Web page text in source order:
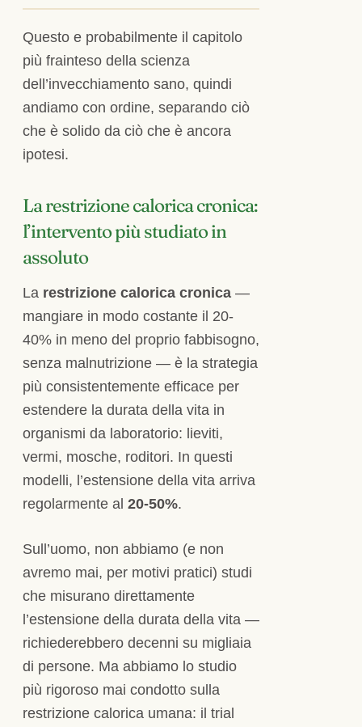
Questo e probabilmente il capitolo
più frainteso della scienza
dell’invecchiamento sano, quindi
andiamo con ordine, separando ciò
che è solido da ciò che è ancora
ipotesi.
La restrizione calorica cronica:
l’intervento più studiato in
assoluto
La restrizione calorica cronica —
mangiare in modo costante il 20-
40% in meno del proprio fabbisogno,
senza malnutrizione — è la strategia
più consistentemente efficace per
estendere la durata della vita in
organismi da laboratorio: lieviti,
vermi, mosche, roditori. In questi
modelli, l’estensione della vita arriva
regolarmente al 20-50%.
Sull’uomo, non abbiamo (e non
avremo mai, per motivi pratici) studi
che misurano direttamente
l’estensione della durata della vita —
richiederebbero decenni su migliaia
di persone. Ma abbiamo lo studio
più rigoroso mai condotto sulla
restrizione calorica umana: il trial